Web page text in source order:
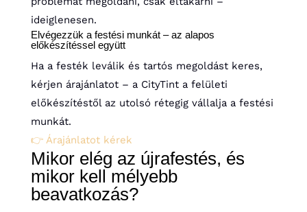
ideiglenesen.
Elvégezzük a festési munkát – az alapos
előkészítéssel együtt
Ha a festék leválik és tartós megoldást keres,
kérjen árajánlatot – a CityTint a felületi
előkészítéstől az utolsó rétegig vállalja a festési
munkát.
👉 Árajánlatot kérek
Mikor elég az újrafestés, és
mikor kell mélyebb
beavatkozás?